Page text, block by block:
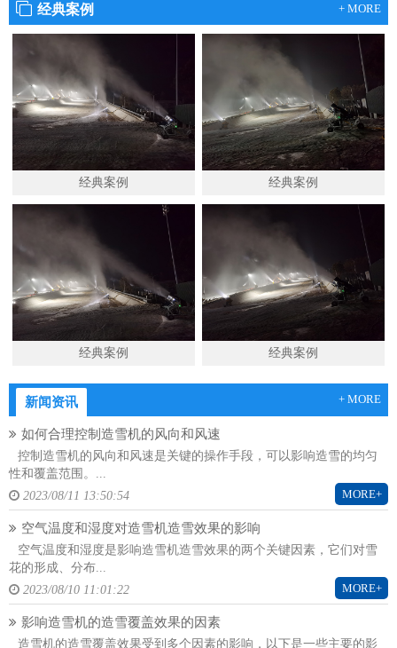
经典案例 + MORE
经典案例 经典案例
经典案例 经典案例
新闻资讯 + MORE
如何合理控制造雪机的风向和风速
控制造雪机的风向和风速是关键的操作手段，可以影响造雪的均匀
性和覆盖范围。...
2023/08/11 13:50:54
MORE+
空气温度和湿度对造雪机造雪效果的影响
空气温度和湿度是影响造雪机造雪效果的两个关键因素，它们对雪
花的形成、分布...
2023/08/10 11:01:22
MORE+
影响造雪机的造雪覆盖效果的因素
造雪机的造雪覆盖效果受到多个因素的影响，以下是一些主要的影